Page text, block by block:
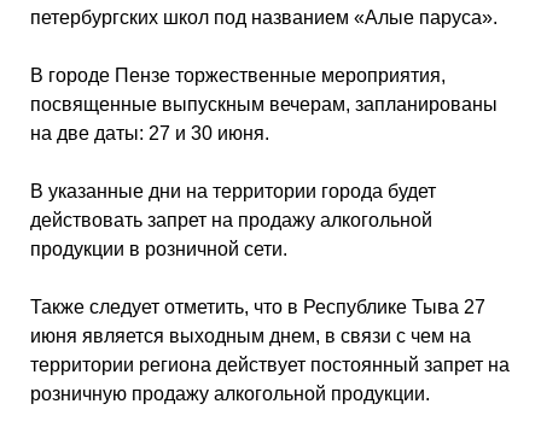
петербургских школ под названием «Алые паруса».
В городе Пензе торжественные мероприятия,
посвященные выпускным вечерам, запланированы
на две даты: 27 и 30 июня.
В указанные дни на территории города будет
действовать запрет на продажу алкогольной
продукции в розничной сети.
Также следует отметить, что в Республике Тыва 27
июня является выходным днем, в связи с чем на
территории региона действует постоянный запрет на
розничную продажу алкогольной продукции.